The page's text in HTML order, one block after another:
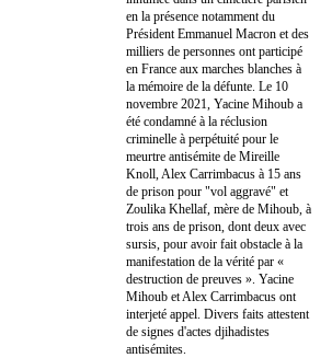
en la présence notamment du
Président Emmanuel Macron et des
milliers de personnes ont participé
en France aux marches blanches à
la mémoire de la défunte. Le 10
novembre 2021, Yacine Mihoub a
été condamné à la réclusion
criminelle à perpétuité pour le
meurtre antisémite de Mireille
Knoll, Alex Carrimbacus à 15 ans
de prison pour "vol aggravé" et
Zoulika Khellaf, mère de Mihoub, à
trois ans de prison, dont deux avec
sursis, pour avoir fait obstacle à la
manifestation de la vérité par «
destruction de preuves ». Yacine
Mihoub et Alex Carrimbacus ont
interjeté appel. Divers faits attestent
de signes d'actes djihadistes
antisémites.